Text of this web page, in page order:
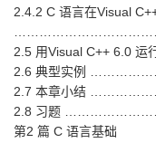
2.4.2 C 语言在Visual
2.5 用Visual C++ 6.0
2.6 典型实例
2.7 本章小结
2.8 习题
第2 篇 C 语言基础